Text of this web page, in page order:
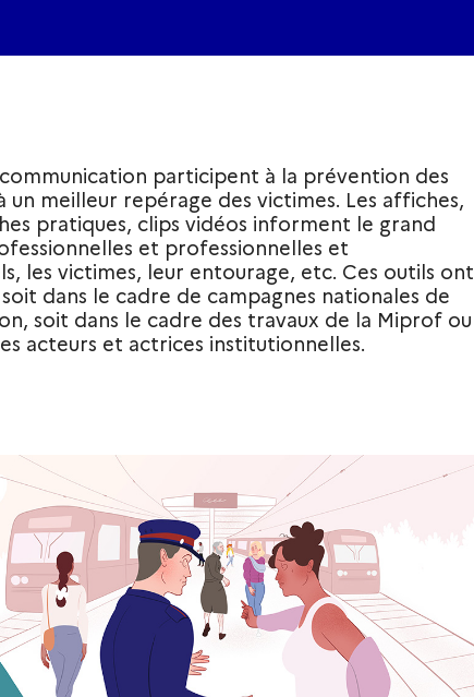
participent à la prévention des
un meilleur repérage des victimes. Les affiches,
pratiques, clips vidéos informent le grand
et professionnelles et
les victimes, leur entourage, etc. Ces outils ont
dans le cadre de campagnes nationales de
soit dans le cadre des travaux de la Miprof ou
acteurs et actrices institutionnelles.